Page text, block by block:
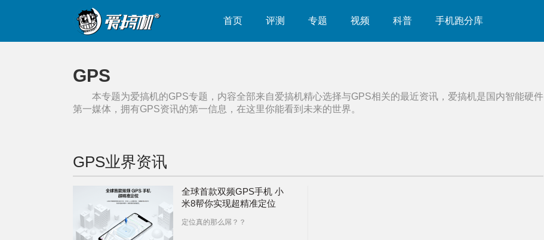
首页 评测 专题 视频 科普 手机跑分库
GPS
本专题为爱搞机的GPS专题，内容全部来自爱搞机精心选择与GPS相关的最近资讯，爱搞机是国内智能硬件
第一媒体，拥有GPS资讯的第一信息，在这里你能看到未来的世界。
GPS业界资讯
全球首款双频GPS手机 小
米8帮你实现超精准定位
定位真的那么屌？？